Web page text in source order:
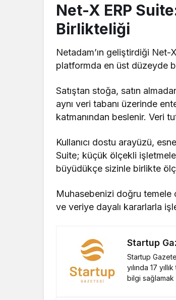
Net-X ERP
Birlikteliği
Netadam’ın geliştirdiği Net-
platformda en üst düzeyde
Satıştan stoğa, satın
aynı veri tabanı üzerinde
katmanından beslenir. Veri
Kullanıcı dostu arayüzü,
Suite; küçük ölçekli
büyüdükçe sizinle birlikte
Muhasebenizi doğru temele
ve veriye dayalı kararlarla
Startup
Startup
yılında 17
bilgi sağlamak